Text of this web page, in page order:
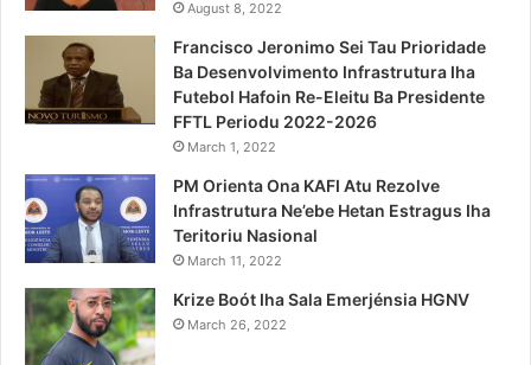
August 8, 2022
Francisco Jeronimo Sei Tau Prioridade
Ba Desenvolvimento Infrastrutura Iha
Futebol Hafoin Re-Eleitu Ba Presidente
FFTL Periodu 2022-2026
March 1, 2022
PM Orienta Ona KAFI Atu Rezolve
Infrastrutura Ne’ebe Hetan Estragus Iha
Teritoriu Nasional
March 11, 2022
Krize Boót Iha Sala Emerjénsia HGNV
March 26, 2022